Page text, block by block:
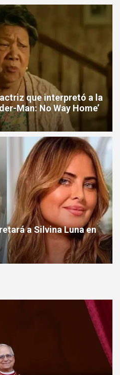
que interpretó a la
Man: No Way Home’
a Silvina Luna en